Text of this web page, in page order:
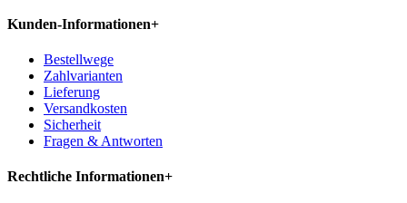
Kunden-Informationen+
Bestellwege
Zahlvarianten
Lieferung
Versandkosten
Sicherheit
Fragen & Antworten
Rechtliche Informationen+